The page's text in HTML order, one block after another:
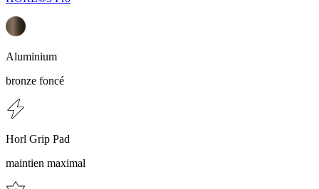
Aluminium
bronze foncé
Horl Grip Pad
maintien maximal